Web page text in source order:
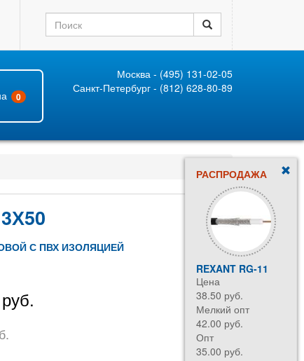
0
Москва - (495) 131-02-05
Санкт-Петербург - (812) 628-80-89
РАСПРОДАЖА
REXANT RG-11
Цена
38.50 руб.
Мелкий опт
42.00 руб.
Опт
35.00 руб.
С ПВХ ИЗОЛЯЦИЕЙ